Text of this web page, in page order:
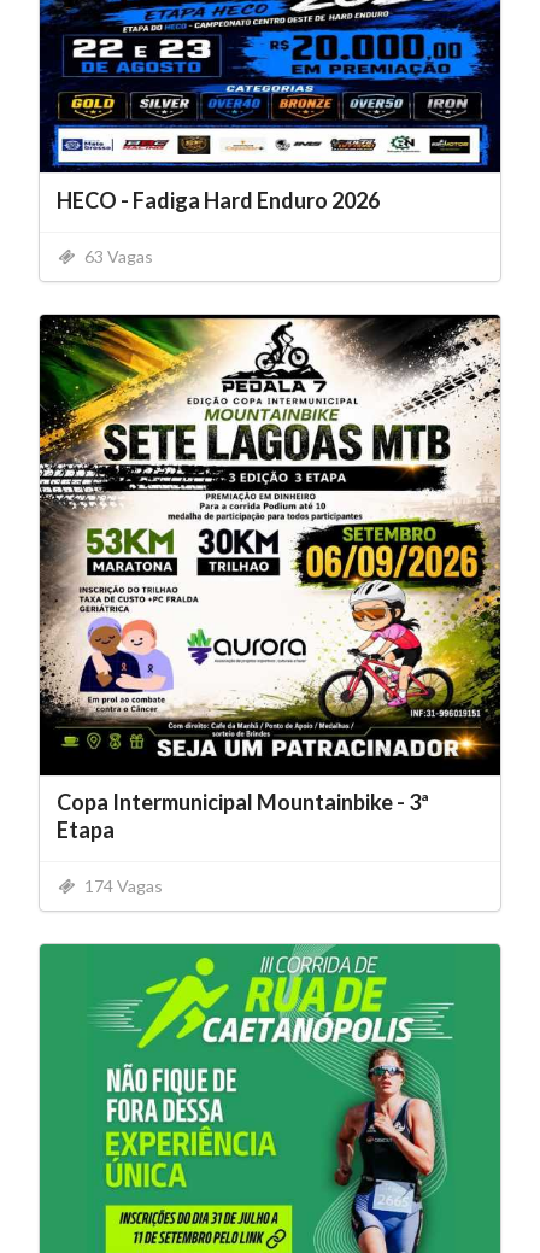
HECO - Fadiga Hard Enduro 2026
63 Vagas
Copa Intermunicipal Mountainbike - 3ª
Etapa
174 Vagas